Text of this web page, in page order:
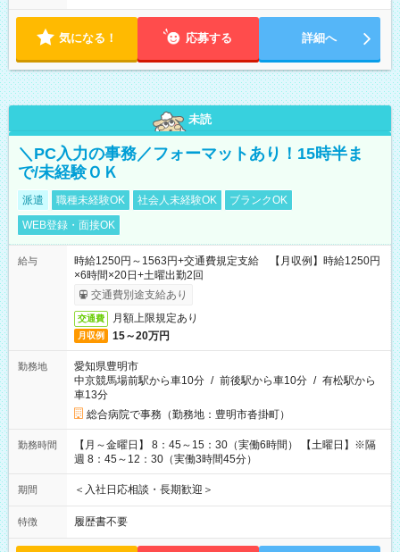
気になる！ 応募する 詳細へ
未読
＼PC入力の事務／フォーマットあり！15時半ま
で/未経験ＯＫ
派遣 職種未経験OK 社会人未経験OK
ブランクOK
WEB登録・面接OK
給与
時給1250円～1563円+交通費規定支給 【月収例】時給1250円
×6時間×20日+土曜出勤2回
交通費別途支給あり
交通費 月額上限規定あり
月収例 15～20万円
勤務地
愛知県豊明市
中京競馬場前駅から車10分 / 前後駅から車10分 / 有松駅から
車13分
総合病院で事務（勤務地：豊明市沓掛町）
勤務時間
【月～金曜日】 8：45～15：30（実働6時間） 【土曜日】※隔
週 8：45～12：30（実働3時間45分）
期間 ＜入社日応相談・長期歓迎＞
特徴 履歴書不要